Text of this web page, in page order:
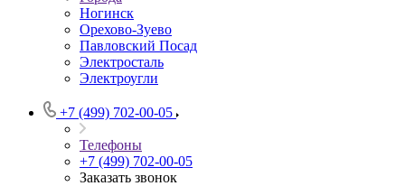
Ногинск
Орехово-Зуево
Павловский Посад
Электросталь
Электроугли
+7 (499) 702-00-05
Телефоны
+7 (499) 702-00-05
Заказать звонок